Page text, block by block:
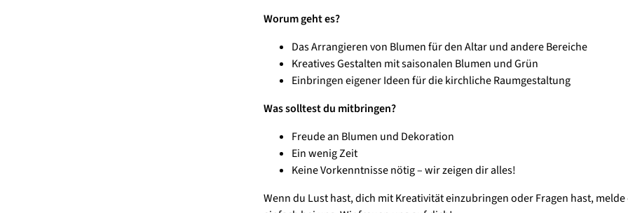
Worum geht es?
Das Arrangieren von Blumen für den Altar und andere Bereiche
Kreatives Gestalten mit saisonalen Blumen und Grün
Einbringen eigener Ideen für die kirchliche Raumgestaltung
Was solltest du mitbringen?
Freude an Blumen und Dekoration
Ein wenig Zeit
Keine Vorkenntnisse nötig – wir zeigen dir alles!
Wenn du Lust hast, dich mit Kreativität einzubringen oder Fragen hast, melde